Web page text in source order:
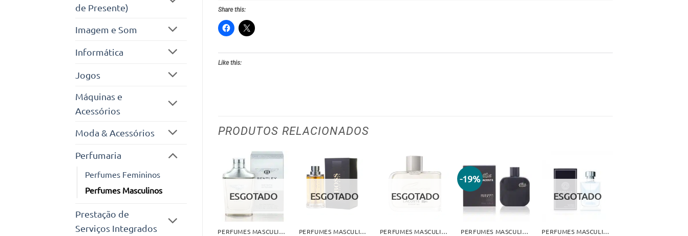
de Presente)
Imagem e Som
Informática
Jogos
Máquinas e
Acessórios
Moda & Acessórios
Perfumaria
Perfumes Femininos
Perfumes Masculinos
Prestação de
Serviços Integrados
Share this:
Like this:
PRODUTOS RELACIONADOS
Adicionar
desejos
ESGOTADO
PERFUMES MASCULINOS
Adicionar
aos meus
desejos
ESGOTADO
PERFUMES MASCULINOS
Adicionar
desejos
ESGOTADO
PERFUMES MASCULINOS
-19%
Adicionar
aos meus
desejos
PERFUMES MASCULINOS
Adicionar
aos meus
desejos
ESGOTADO
PERFUMES MASCULINOS